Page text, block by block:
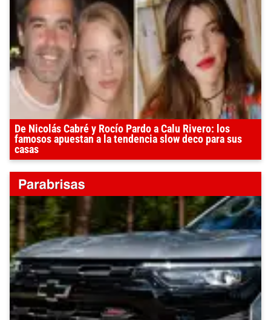
De Nicolás Cabré y Rocío Pardo a Calu Rivero: los
famosos apuestan a la tendencia slow deco para sus
casas